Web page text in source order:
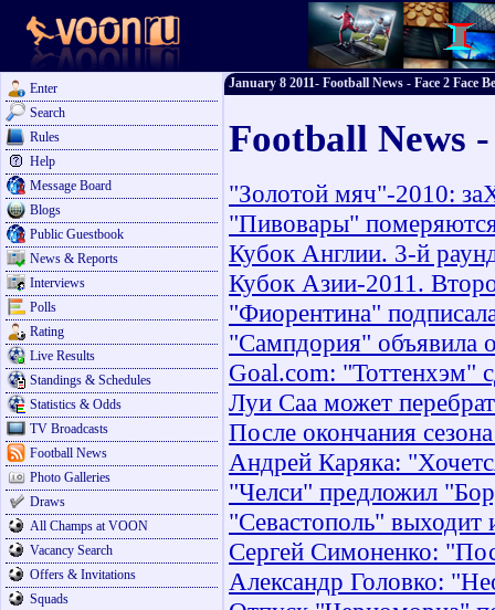
Enter
Search
Rules
Help
Message Board
Blogs
Public Guestbook
News & Reports
Interviews
Polls
Rating
Live Results
Standings & Schedules
Statistics & Odds
TV Broadcasts
Football News
Photo Galleries
Draws
All Champs at VOON
Vacancy Search
Offers & Invitations
Squads
January 8 2011- Football News - Face 2 Face
Football News
"Золотой мяч"-2010:
"Пивовары"
Кубок Англии. 3-й
Кубок Азии-2011.
"Фиорентина"
"Сампдория" объявила
Goal.com: "Тоттенхэм"
Луи Саа может
После окончания
Андрей Каряка:
"Челси" предложил
"Севастополь" выходит
Сергей Симоненко:
Александр Головко: